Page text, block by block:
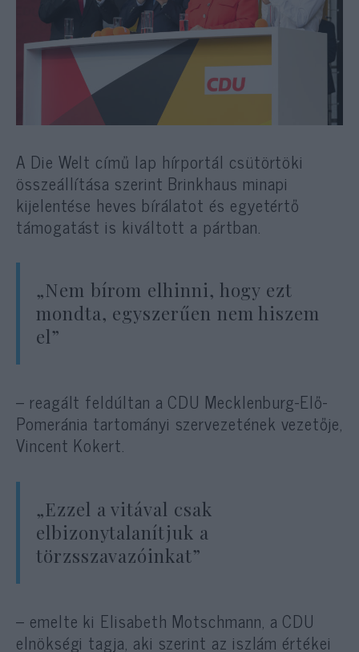
A Die Welt című lap hírportál csütörtöki
összeállítása szerint Brinkhaus minapi
kijelentése heves bírálatot és egyetértő
támogatást is kiváltott a pártban.
„Nem bírom elhinni, hogy ezt
mondta, egyszerűen nem hiszem
el”
– reagált feldúltan a CDU Mecklenburg-Elő-
Pomeránia tartományi szervezetének vezetője,
Vincent Kokert.
„Ezzel a vitával csak
elbizonytalanítjuk a
törzsszavazóinkat”
– emelte ki Elisabeth Motschmann, a CDU
elnökségi tagja, aki szerint az iszlám értékei